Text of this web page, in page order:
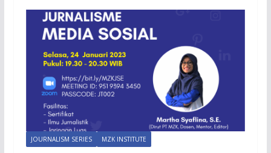
JOURNALISM SERIES MZK INSTITUTE